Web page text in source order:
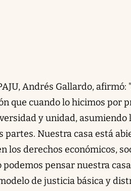
Andrés Gallardo,
que cuando lo hicimos por
y unidad, asumiendo
partes. Nuestra casa está
los derechos económicos,
podemos pensar nuestra
de justicia básica y